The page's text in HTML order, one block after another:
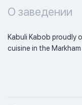
О заведении
Kabuli Kabob proudly
cuisine in the Markham